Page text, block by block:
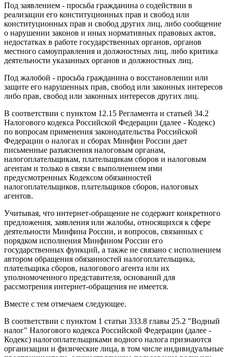
Под заявлением - просьба гражданина о содействии в
реализации его конституционных прав и свобод или
конституционных прав и свобод других лиц, либо сообщение
о нарушении законов и иных нормативных правовых актов,
недостатках в работе государственных органов, органов
местного самоуправления и должностных лиц, либо критика
деятельности указанных органов и должностных лиц.
Под жалобой - просьба гражданина о восстановлении или
защите его нарушенных прав, свобод или законных интересов
либо прав, свобод или законных интересов других лиц.
В соответствии с пунктом 12.15 Регламента и статьей 34.2
Налогового кодекса Российской Федерации (далее - Кодекс)
по вопросам применения законодательства Российской
Федерации о налогах и сборах Минфин России дает
письменные разъяснения налоговым органам,
налогоплательщикам, плательщикам сборов и налоговым
агентам и только в связи с выполнением ими
предусмотренных Кодексом обязанностей
налогоплательщиков, плательщиков сборов, налоговых
агентов.
Учитывая, что интернет-обращение не содержит конкретного
предложения, заявления или жалобы, относящихся к сфере
деятельности Минфина России, и вопросов, связанных с
порядком исполнения Минфином России его
государственных функций, а также не связано с исполнением
автором обращения обязанностей налогоплательщика,
плательщика сборов, налогового агента или их
уполномоченного представителя, оснований для
рассмотрения интернет-обращения не имеется.
Вместе с тем отмечаем следующее.
В соответствии с пунктом 1 статьи 333.8 главы 25.2 "Водный
налог" Налогового кодекса Российской Федерации (далее -
Кодекс) налогоплательщиками водного налога признаются
организации и физические лица, в том числе индивидуальные